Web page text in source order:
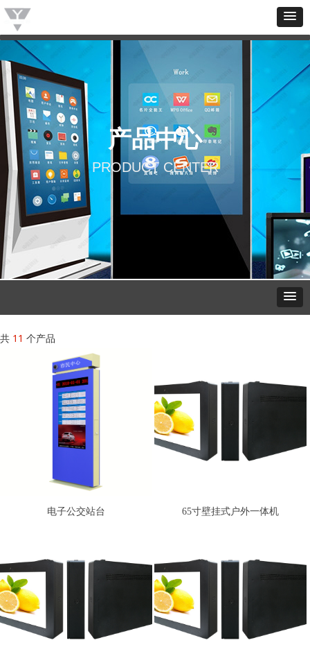
共 11 个产品
电子公交站台 65寸壁挂式户外一体机
产品中心
PRODUCT CENTER